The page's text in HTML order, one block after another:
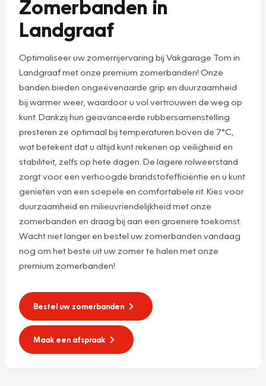
Zomerbanden in
Landgraaf
Optimaliseer uw zomerrijervaring bij Vakgarage Tom in
Landgraaf met onze premium zomerbanden! Onze
banden bieden ongeëvenaarde grip en duurzaamheid
bij warmer weer, waardoor u vol vertrouwen de weg op
kunt. Dankzij hun geavanceerde rubbersamenstelling
presteren ze optimaal bij temperaturen boven de 7°C,
wat betekent dat u altijd kunt rekenen op veiligheid en
stabiliteit, zelfs op hete dagen. De lagere rolweerstand
zorgt voor een verhoogde brandstofefficiëntie en u kunt
genieten van een soepele en comfortabele rit. Kies voor
duurzaamheid en milieuvriendelijkheid met onze
zomerbanden en draag bij aan een groenere toekomst.
Wacht niet langer en bestel uw zomerbanden vandaag
nog om het beste uit uw zomer te halen met onze
premium zomerbanden!
Bestel uw zomerbanden
Maak een afspraak